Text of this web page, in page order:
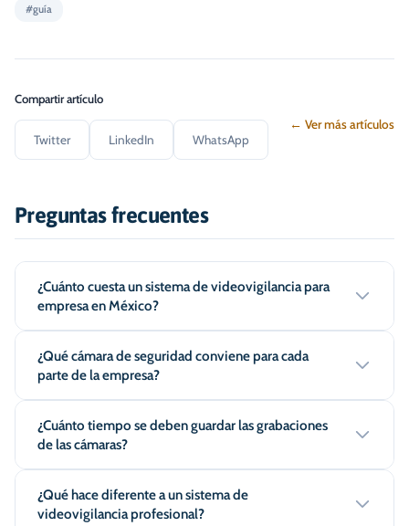
#guía
Compartir artículo
Twitter LinkedIn WhatsApp
← Ver más artículos
Preguntas frecuentes
¿Cuánto cuesta un sistema de videovigilancia para
empresa en México?
¿Qué cámara de seguridad conviene para cada
parte de la empresa?
¿Cuánto tiempo se deben guardar las grabaciones
de las cámaras?
¿Qué hace diferente a un sistema de
videovigilancia profesional?